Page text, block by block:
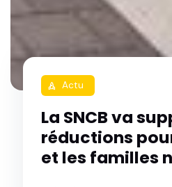
rocket Actu
La SNCB va
réductions
et les familles